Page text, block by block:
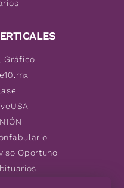
Gráfico
Oportuno